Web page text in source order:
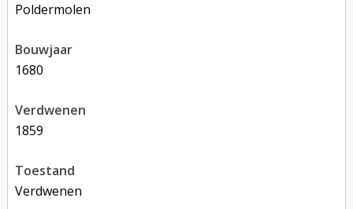
poldermolen
bouwjaar
1680
verdwenen
1859
toestand
verdwenen